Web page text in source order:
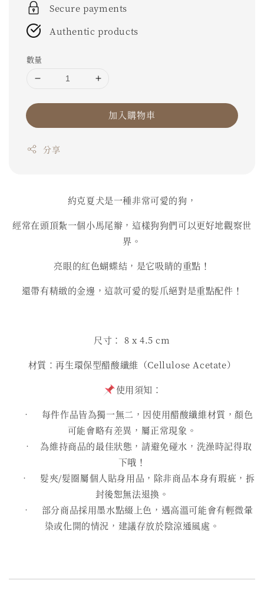
Secure payments
Authentic products
數量
加入購物車
分享
約克夏犬是一種非常可愛的狗，
經常在頭頂紮一個小馬尾辮，這樣狗狗們可以更好地觀察世
界。
亮眼的紅色蝴蝶結，是它吸睛的重點！
還帶有精緻的金邊，這款可愛的髮爪絕對是重點配件！
尺寸： 8 x 4.5 cm
材質：再生環保型醋酸纖維（Cellulose Acetate）
使用須知：
• 每件作品皆為獨一無二，因使用醋酸纖維材質，顏色
可能會略有差異，屬正常現象。
• 為維持商品的最佳狀態，請避免碰水，洗澡時記得取
下哦！
• 髮夾/髮圈屬個人貼身用品，除非商品本身有瑕疵，拆
封後恕無法退換。
• 部分商品採用墨水點綴上色，遇高溫可能會有輕微暈
染或化開的情況，建議存放於陰涼通風處。